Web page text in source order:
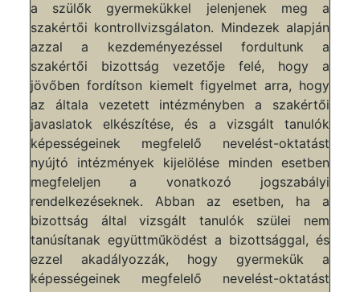
a szülők gyermekükkel jelenjenek meg a
szakértői kontrollvizsgálaton. Mindezek alapján
azzal a kezdeményezéssel fordultunk a
szakértői bizottság vezetője felé, hogy a
jövőben fordítson kiemelt figyelmet arra, hogy
az általa vezetett intézményben a szakértői
javaslatok elkészítése, és a vizsgált tanulók
képességeinek megfelelő nevelést-oktatást
nyújtó intézmények kijelölése minden esetben
megfeleljen a vonatkozó jogszabályi
rendelkezéseknek. Abban az esetben, ha a
bizottság által vizsgált tanulók szülei nem
tanúsítanak együttműködést a bizottsággal, és
ezzel akadályozzák, hogy gyermekük a
képességeinek megfelelő nevelést-oktatást